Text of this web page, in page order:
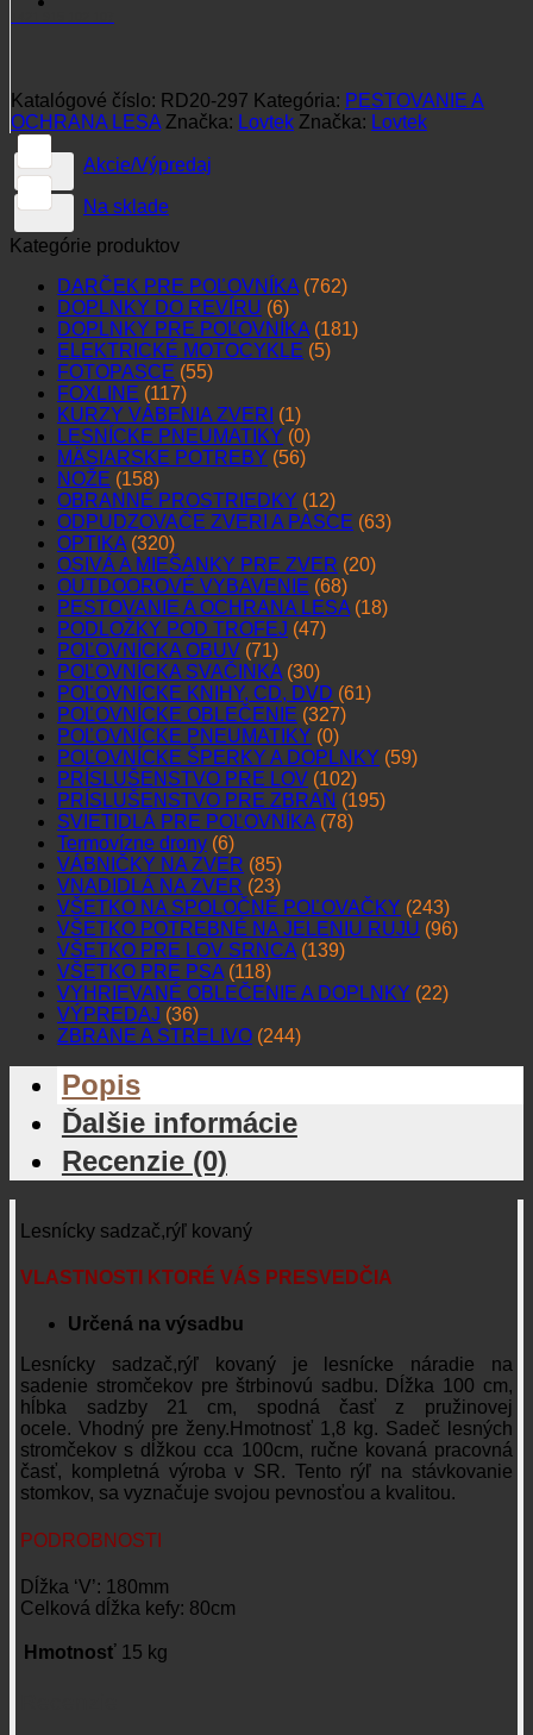
Katalógové číslo: RD20-297 Kategória: PESTOVANIE A
OCHRANA LESA Značka: Lovtek Značka: Lovtek
Akcie/Výpredaj
Na sklade
Kategórie produktov
DARČEK PRE POĽOVNÍKA (762)
DOPLNKY DO REVÍRU (6)
DOPLNKY PRE POĽOVNÍKA (181)
ELEKTRICKÉ MOTOCYKLE (5)
FOTOPASCE (55)
FOXLINE (117)
KURZY VÁBENIA ZVERI (1)
LESNÍCKE PNEUMATIKY (0)
MÄSIARSKE POTREBY (56)
NOŽE (158)
OBRANNÉ PROSTRIEDKY (12)
ODPUDZOVAČE ZVERI A PASCE (63)
OPTIKA (320)
OSIVÁ A MIEŠANKY PRE ZVER (20)
OUTDOOROVÉ VYBAVENIE (68)
PESTOVANIE A OCHRANA LESA (18)
PODLOŽKY POD TROFEJ (47)
POĽOVNÍCKA OBUV (71)
POĽOVNÍCKA SVAČINKA (30)
POĽOVNÍCKE KNIHY, CD, DVD (61)
POĽOVNÍCKE OBLEČENIE (327)
POĽOVNÍCKE PNEUMATIKY (0)
POĽOVNÍCKE ŠPERKY A DOPLNKY (59)
PRÍSLUŠENSTVO PRE LOV (102)
PRÍSLUŠENSTVO PRE ZBRAŇ (195)
SVIETIDLÁ PRE POĽOVNÍKA (78)
Termovízne drony (6)
VÁBNIČKY NA ZVER (85)
VNADIDLÁ NA ZVER (23)
VŠETKO NA SPOLOČNÉ POĽOVAČKY (243)
VŠETKO POTREBNÉ NA JELENIU RUJU (96)
VŠETKO PRE LOV SRNCA (139)
VŠETKO PRE PSA (118)
VYHRIEVANÉ OBLEČENIE A DOPLNKY (22)
VÝPREDAJ (36)
ZBRANE A STRELIVO (244)
Popis
Ďalšie informácie
Recenzie (0)
Lesnícky sadzač,rýľ kovaný
VLASTNOSTI KTORÉ VÁS PRESVEDČIA
Určená na výsadbu
Lesnícky sadzač,rýľ kovaný je lesnícke náradie na
sadenie stromčekov pre štrbinovú sadbu. Dĺžka 100 cm,
hĺbka sadzby 21 cm, spodná časť z pružinovej
ocele. Vhodný pre ženy.Hmotnosť 1,8 kg. Sadeč lesných
stromčekov s dĺžkou cca 100cm, ručne kovaná pracovná
časť, kompletná výroba v SR. Tento rýľ na stávkovanie
stomkov, sa vyznačuje svojou pevnosťou a kvalitou.
PODROBNOSTI
Dĺžka ‘V’: 180mm
Celková dĺžka kefy: 80cm
Hmotnosť 15 kg